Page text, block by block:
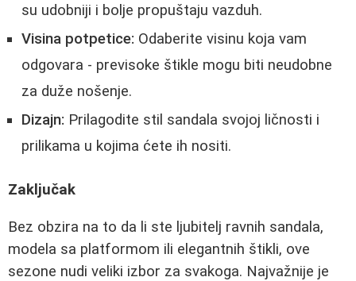
su udobniji i bolje propuštaju vazduh.
Visina potpetice: Odaberite visinu koja vam
odgovara - previsoke štikle mogu biti neudobne
za duže nošenje.
Dizajn: Prilagodite stil sandala svojoj ličnosti i
prilikama u kojima ćete ih nositi.
Zaključak
Bez obzira na to da li ste ljubitelj ravnih sandala,
modela sa platformom ili elegantnih štikli, ove
sezone nudi veliki izbor za svakoga. Najvažnije je